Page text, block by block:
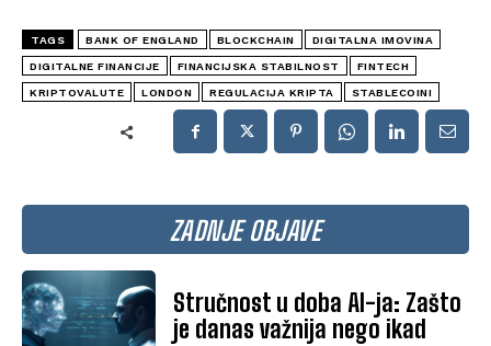
ZADNJE OBJAVE
Stručnost u doba AI-ja: Zašto
je danas važnija nego ikad
TAGS BANK OF ENGLAND BLOCKCHAIN DIGITALNA IMOVINA
DIGITALNE FINANCIJE FINANCIJSKA STABILNOST FINTECH
KRIPTOVALUTE LONDON REGULACIJA KRIPTA STABLECOINI